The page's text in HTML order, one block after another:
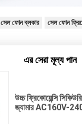
সেল ফোন ব্লকার সেল ফোন
এর সেরা মূল্য পান
উচ্চ ফ্রিকোয়েন্সি
জ্যামার AC160V-